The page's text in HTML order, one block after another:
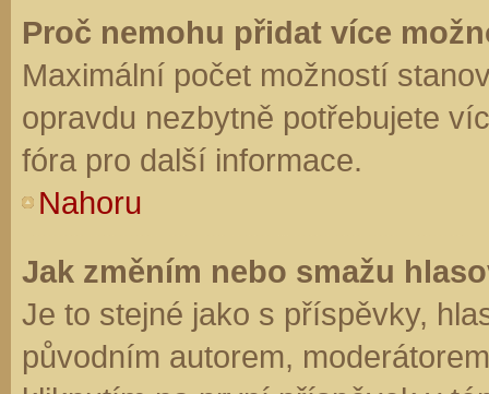
Proč nemohu přidat více
Maximální počet možností
opravdu nezbytně potřebujete
fóra pro další informace.
Nahoru
Jak změním nebo smažu
Je to stejné jako s příspěvky,
původním autorem,